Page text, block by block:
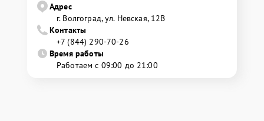
Адрес
г. Волгоград, ул. Невская, 12В
Контакты
+7 (844) 290-70-26
Время работы
Работаем с 09:00 до 21:00